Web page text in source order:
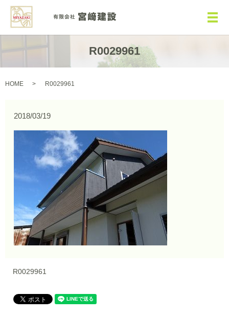
メ
R0029961
HOME R0029961
2018/03/19
R0029961